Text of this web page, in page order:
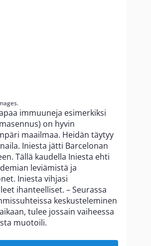
immuuneja esimerkiksi
on hyvin
maailmaa. Heidän täytyy
Iniesta jätti Barcelonan
Tällä kaudella Iniesta ehti
leviämistä ja
Iniesta vihjasi
ihanteelliset. – Seurassa
keskusteleminen
tulee jossain vaiheessa
muotoili.